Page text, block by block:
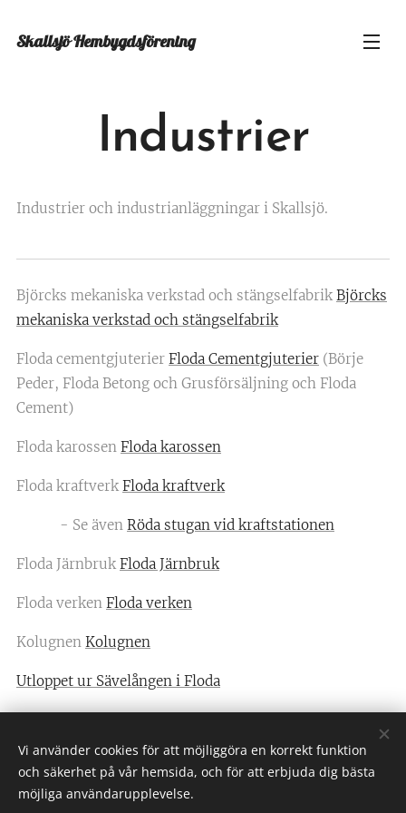
SkallsjöHembygdsförening
Industrier
Industrier och industrianläggningar i Skallsjö.
Björcks mekaniska verkstad och stängselfabrik Björcks
mekaniska verkstad och stängselfabrik
Floda cementgjuterier Floda Cementgjuterier (Börje
Peder, Floda Betong och Grusförsäljning och Floda
Cement)
Floda karossen Floda karossen
Floda kraftverk Floda kraftverk
- Se även Röda stugan vid kraftstationen
Floda Järnbruk Floda Järnbruk
Floda verken Floda verken
Kolugnen Kolugnen
Utloppet ur Sävelången i Floda
Skallsjögården, (C) Skallsjö hembygdsförening, Skallsjö
Vi använder cookies för att möjliggöra en korrekt funktion
och säkerhet på vår hemsida, och för att erbjuda dig bästa
möjliga användarupplevelse.